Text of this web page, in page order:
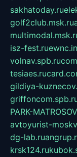
sakhatoday.ru
golf2club.msk.ru
isz-fest.ru
volnav.spb.ru
tesiaes.ru
gildiya-
PARK-
avtoyurist-
dg-lab.ru
krsk124.ru